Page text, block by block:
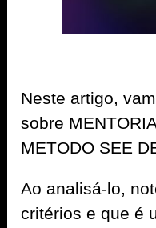
Neste artigo,
sobre
METODO SEE
Ao analisá-lo,
critérios e que é